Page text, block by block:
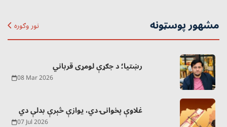
مشهور پوسټونه نور وګوره
رښتیا؛ د جګړې لومړی قرباني
08 Mar 2026
غلاوې پخوانۍ دي، یوازې څېرې بدلې دي
07 Jul 2026